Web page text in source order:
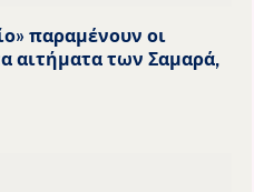
παραμένουν οι
αιτήματα των Σαμαρά,